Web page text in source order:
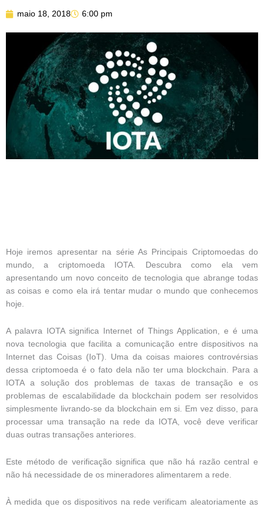
maio 18, 2018 6:00 pm
Hoje iremos apresentar na série As Principais Criptomoedas do
mundo, a criptomoeda IOTA. Descubra como ela vem
apresentando um novo conceito de tecnologia que abrange todas
as coisas e como ela irá tentar mudar o mundo que conhecemos
hoje.
A palavra IOTA significa Internet of Things Application, e é uma
nova tecnologia que facilita a comunicação entre dispositivos na
Internet das Coisas (IoT). Uma da coisas maiores controvérsias
dessa criptomoeda é o fato dela não ter uma blockchain. Para a
IOTA a solução dos problemas de taxas de transação e os
problemas de escalabilidade da blockchain podem ser resolvidos
simplesmente livrando-se da blockchain em si. Em vez disso, para
processar uma transação na rede da IOTA, você deve verificar
duas outras transações anteriores.
Este método de verificação significa que não há razão central e
não há necessidade de os mineradores alimentarem a rede.
À medida que os dispositivos na rede verificam aleatoriamente as